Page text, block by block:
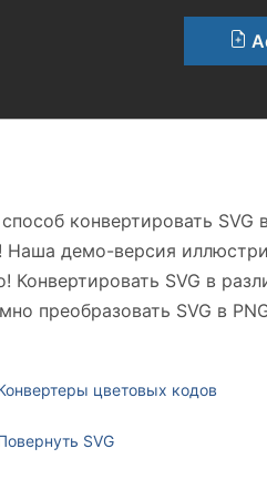
конвертировать SVG
Наша демо-версия
Конвертировать SVG в
преобразовать SVG в
цветовых кодов
SVG